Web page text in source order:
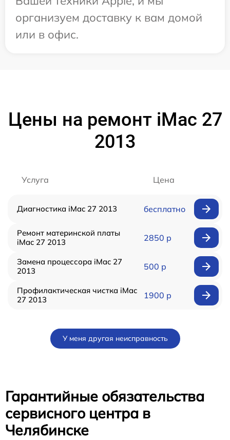
организуем доставку к вам домой
или в офис.
Цены на ремонт iMac 27
2013
Услуга Цена
Диагностика iMac 27 2013 бесплатно
Ремонт материнской платы
iMac 27 2013
2850 р
Замена процессора iMac 27
2013
500 р
Профилактическая чистка iMac
27 2013
1900 р
У меня другая неисправность
Гарантийные обязательства
сервисного центра в
Челябинске